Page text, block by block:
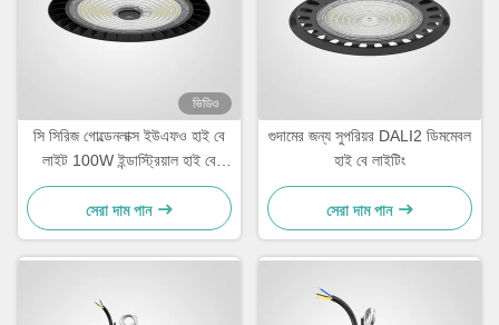
ভিডিও
সি সিরিজ গোল্ডেনলাক্স ইউএফও হাই বে
লাইট 100W ইন্ডাস্ট্রিয়াল হাই বে
এলইডি লাইট ফিক্সচার
সেরা দাম পান
গুদামের জন্য সুপরিয়র DALI2 ডিমমেবল
হাই বে লাইটিং
সেরা দাম পান